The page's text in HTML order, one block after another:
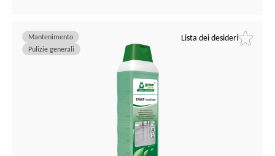
Lista dei desideri
Mantenimento
Pulizie generali